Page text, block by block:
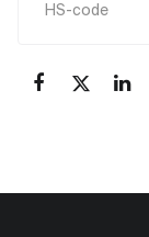
HS-code